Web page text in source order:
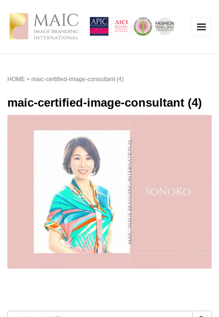
HOME > maic-certified-image-consultant (4)
maic-certified-image-consultant (4)